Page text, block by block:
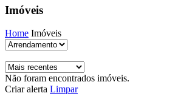
Imóveis
Home Imóveis
Não foram encontrados imóveis.
Criar alerta Limpar